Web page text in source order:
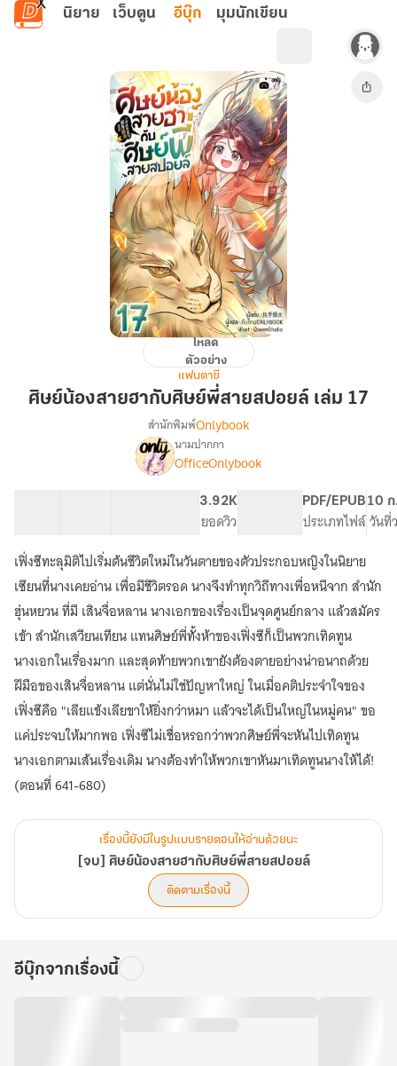
ข้ามไปยังเนื้อหาหลัก
นิยาย เว็บตูน อีบุ๊ก มุมนักเขียน
สาย
ศิษย์
ปอ
ยล์
เล่ม
17
โหลด
ตัวอย่าง
แฟนตาซี
ศิษย์น้องสายฮากับศิษย์พี่สายสปอยล์ เล่ม 17
เรื่อง[จบ]
ศิษย์
น้อง
สาย
ฮา
กับ
ศิษย์
พี่
สาย
ส
ปอ
ยล์
สำนักพิมพ์Onlybook
นามปากกา
OfficeOnlybook
3.92K
ยอดวิว
PDF/EPUB
ประเภทไฟล์
10
วันที่
เฟิ่งซีทะลุมิติไปเริ่มต้นชีวิตใหม่ในวันตายของตัวประกอบหญิงในนิยาย
เซียนที่นางเคยอ่าน เพื่อมีชีวิตรอด นางจึงทำทุกวิถีทางเพื่อหนีจาก สำนัก
ฮุ่นหยวน ที่มี เสินจื่อหลาน นางเอกของเรื่องเป็นจุดศูนย์กลาง แล้วสมัคร
เข้า สำนักเสวียนเทียน แทนศิษย์พี่ทั้งห้าของเฟิ่งซีก็เป็นพวกเทิดทูน
นางเอกในเรื่องมาก และสุดท้ายพวกเขายังต้องตายอย่างน่าอนาถด้วย
ฝีมือของเสินจื่อหลาน แต่นั่นไม่ใช่ปัญหาใหญ่ ในเมื่อคติประจำใจของ
เฟิ่งซีคือ "เลียแข้งเลียขาให้ยิ่งกว่าหมา แล้วจะได้เป็นใหญ่ในหมู่คน" ขอ
แค่ประจบให้มากพอ เฟิ่งซีไม่เชื่อหรอกว่าพวกศิษย์พี่จะหันไปเทิดทูน
นางเอกตามเส้นเรื่องเดิม นางต้องทำให้พวกเขาหันมาเทิดทูนนางให้ได้!
(ตอนที่ 641-680)
เรื่องนี้ยังมีในรูปแบบรายตอนให้อ่านด้วยนะ
[จบ] ศิษย์น้องสายฮากับศิษย์พี่สายสปอยล์
ติดตามเรื่องนี้
อีบุ๊กจากเรื่องนี้